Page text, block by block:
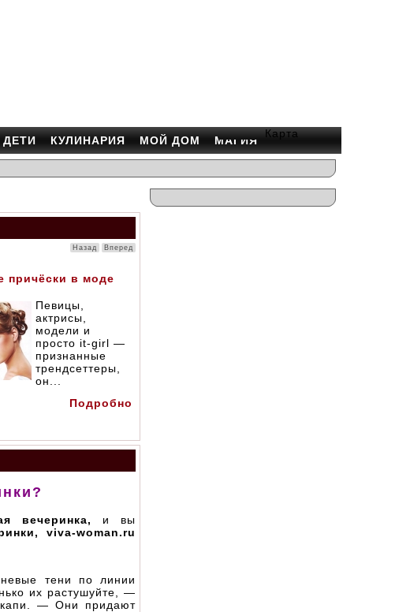
ДЕТИ КУЛИНАРИЯ МОЙ ДОМ МАГИЯ
Карта
Назад Вперед
причёски в моде
Певицы,
актрисы,
модели и
просто it-girl —
признанные
трендсеттеры,
он...
Подробно
вечеринка, и вы
viva-woman.ru
тени по линии
их растушуйте, —
— Они придают